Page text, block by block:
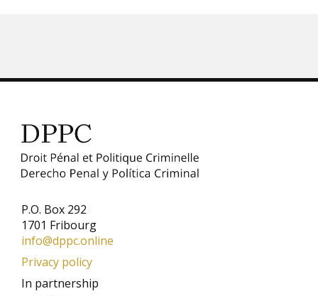
P.O. Box 292
1701 Fribourg
info@dppc.online
Privacy policy
In partnership